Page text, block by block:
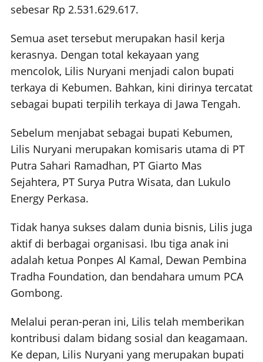
sebesar Rp 2.531.629.617.
Semua aset tersebut merupakan hasil kerja
kerasnya. Dengan total kekayaan yang
mencolok, Lilis Nuryani menjadi calon bupati
terkaya di Kebumen. Bahkan, kini dirinya tercatat
sebagai bupati terpilih terkaya di Jawa Tengah.
Sebelum menjabat sebagai bupati Kebumen,
Lilis Nuryani merupakan komisaris utama di PT
Putra Sahari Ramadhan, PT Giarto Mas
Sejahtera, PT Surya Putra Wisata, dan Lukulo
Energy Perkasa.
Tidak hanya sukses dalam dunia bisnis, Lilis juga
aktif di berbagai organisasi. Ibu tiga anak ini
adalah ketua Ponpes Al Kamal, Dewan Pembina
Tradha Foundation, dan bendahara umum PCA
Gombong.
Melalui peran-peran ini, Lilis telah memberikan
kontribusi dalam bidang sosial dan keagamaan.
Ke depan, Lilis Nuryani yang merupakan bupati